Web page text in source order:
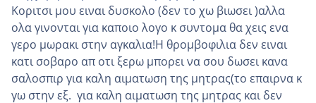
Κοριτσι μου ειναι δυσκολο (δεν το χω βιωσει )αλλα
ολα γινονται για καποιο λογο κ συντομα θα χεις ενα
γερο μωρακι στην αγκαλια!Η θρομβοφιλια δεν ειναι
κατι σοβαρο απ οτι ξερω μπορει να σου δωσει κανα
σαλοσπιρ για καλη αιματωση της μητρας(το επαιρνα κ
γω στην εξ. για καλη αιματωση της μητρας και δεν